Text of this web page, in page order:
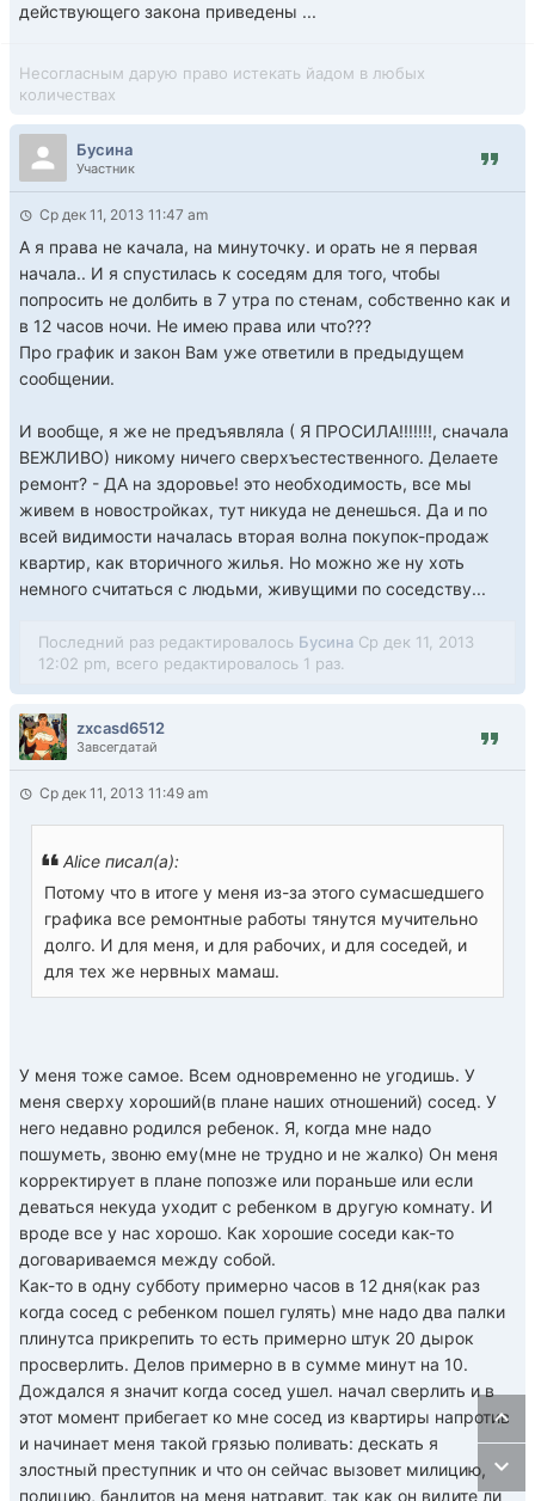
действующего закона приведены ...
Несогласным дарую право истекать йадом в любых
количествах
Бусина
Участник
Ср дек 11, 2013 11:47 am
А я права не качала, на минуточку. и орать не я первая
начала.. И я спустилась к соседям для того, чтобы
попросить не долбить в 7 утра по стенам, собственно как и
в 12 часов ночи. Не имею права или что???
Про график и закон Вам уже ответили в предыдущем
сообщении.
И вообще, я же не предъявляла ( Я ПРОСИЛА!!!!!!!, сначала
ВЕЖЛИВО) никому ничего сверхъестественного. Делаете
ремонт? - ДА на здоровье! это необходимость, все мы
живем в новостройках, тут никуда не денешься. Да и по
всей видимости началась вторая волна покупок-продаж
квартир, как вторичного жилья. Но можно же ну хоть
немного считаться с людьми, живущими по соседству...
Последний раз редактировалось Бусина Ср дек 11, 2013
12:02 pm, всего редактировалось 1 раз.
zxcasd6512
Завсегдатай
Ср дек 11, 2013 11:49 am
Alice писал(а):
Потому что в итоге у меня из-за этого сумасшедшего
графика все ремонтные работы тянутся мучительно
долго. И для меня, и для рабочих, и для соседей, и
для тех же нервных мамаш.
У меня тоже самое. Всем одновременно не угодишь. У
меня сверху хороший(в плане наших отношений) сосед. У
него недавно родился ребенок. Я, когда мне надо
пошуметь, звоню ему(мне не трудно и не жалко) Он меня
корректирует в плане попозже или пораньше или если
деваться некуда уходит с ребенком в другую комнату. И
вроде все у нас хорошо. Как хорошие соседи как-то
договариваемся между собой.
Как-то в одну субботу примерно часов в 12 дня(как раз
когда сосед с ребенком пошел гулять) мне надо два палки
плинутса прикрепить то есть примерно штук 20 дырок
просверлить. Делов примерно в в сумме минут на 10.
Дождался я значит когда сосед ушел. начал сверлить и в
этот момент прибегает ко мне сосед из квартиры напротив
и начинает меня такой грязью поливать: дескать я
злостный преступник и что он сейчас вызовет милицию,
полицию, бандитов на меня натравит, так как он видите ли